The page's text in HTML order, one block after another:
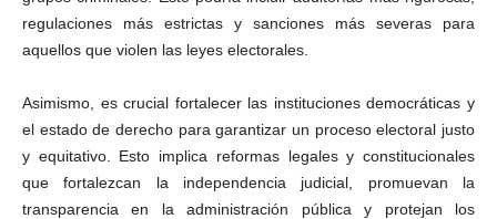
regulaciones más estrictas y sanciones más severas para
aquellos que violen las leyes electorales.
Asimismo, es crucial fortalecer las instituciones democráticas y
el estado de derecho para garantizar un proceso electoral justo
y equitativo. Esto implica reformas legales y constitucionales
que fortalezcan la independencia judicial, promuevan la
transparencia en la administración pública y protejan los